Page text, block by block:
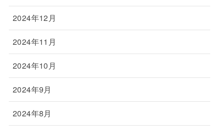
2024年12月
2024年11月
2024年10月
2024年9月
2024年8月